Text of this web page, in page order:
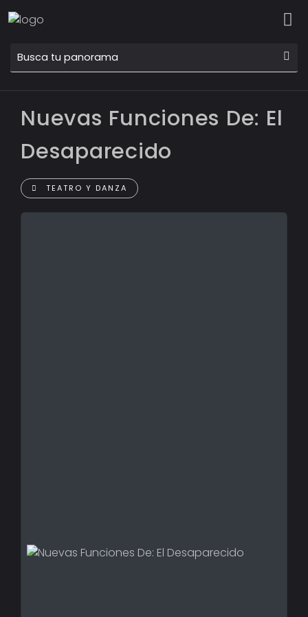
Nuevas Funciones De: El
Desaparecido
TEATRO Y DANZA